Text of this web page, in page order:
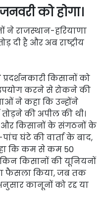
को होगा।
ने राजस्थान-हरियाणा
दी है और अब राष्ट्रीय
किसानों को
करने से रोकने की
ने कहा कि उन्होंने
की अपील की थी।
और किसानों के संगठनों के
घंटे की वार्ता के बाद,
कि कम से कम 50
किसानों की यूनियनों
फैसला किया, जब तक
कानूनों को रद्द या